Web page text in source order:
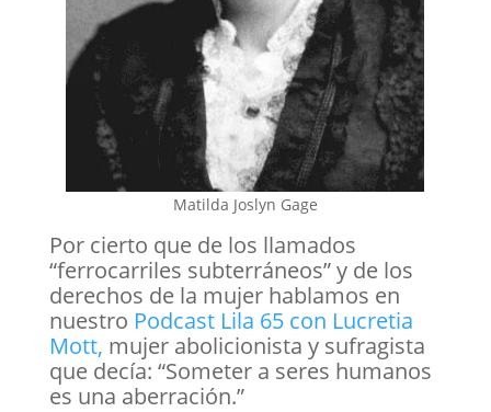
Matilda Joslyn Gage
Por cierto que de los llamados
“ferrocarriles subterráneos” y de los
derechos de la mujer hablamos en
nuestro Podcast Lila 65 con Lucretia
Mott, mujer abolicionista y sufragista
que decía: “Someter a seres humanos
es una aberración.”